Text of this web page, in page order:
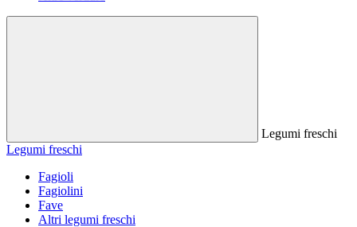
Legumi freschi
Legumi freschi
Fagioli
Fagiolini
Fave
Altri legumi freschi